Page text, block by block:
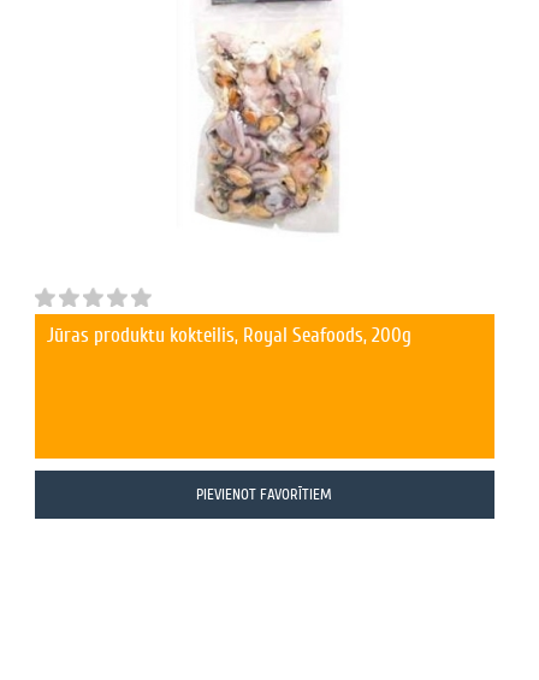
Jūras produktu kokteilis, Royal Seafoods, 200g
PIEVIENOT FAVORĪTIEM